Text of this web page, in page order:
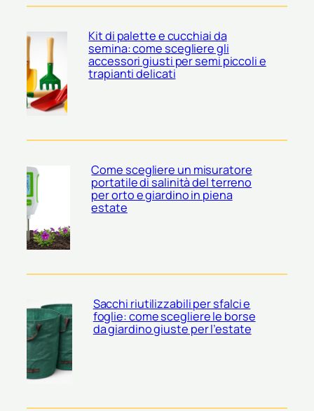
Kit di palette e cucchiai da
semina: come scegliere gli
accessori giusti per semi piccoli e
trapianti delicati
Come scegliere un misuratore
portatile di salinità del terreno
per orto e giardino in piena
estate
Sacchi riutilizzabili per sfalci e
foglie: come scegliere le borse
da giardino giuste per l’estate